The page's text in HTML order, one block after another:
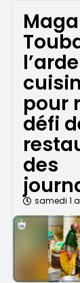
pour
défi
des
samedi 1